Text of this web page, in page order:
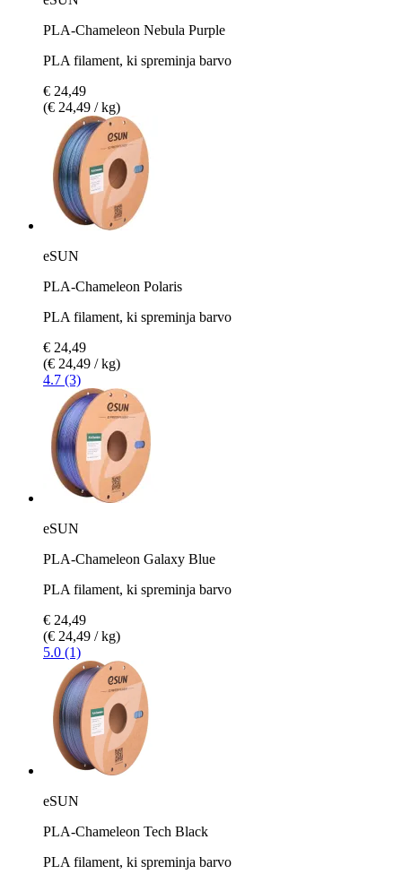
PLA-Chameleon Nebula Purple
PLA filament, ki spreminja barvo
€ 24,49
(€ 24,49 / kg)
eSUN
PLA-Chameleon Polaris
PLA filament, ki spreminja barvo
€ 24,49
(€ 24,49 / kg)
4.7 (3)
eSUN
PLA-Chameleon Galaxy Blue
PLA filament, ki spreminja barvo
€ 24,49
(€ 24,49 / kg)
5.0 (1)
eSUN
PLA-Chameleon Tech Black
PLA filament, ki spreminja barvo